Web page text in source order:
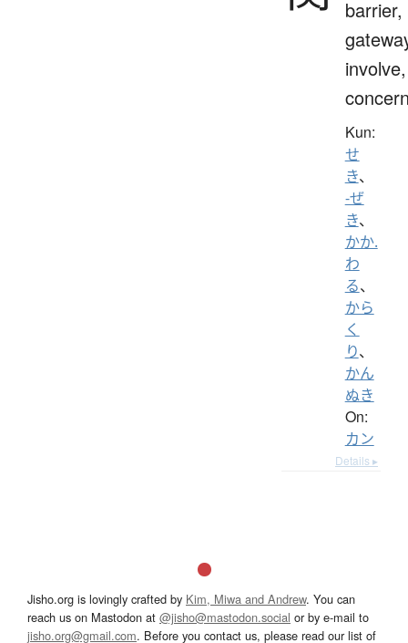
barrier,
involve,
Kun:
せ
き、
-ぜ
き、
かか.
わ
る、
から
く
り、
かん
ぬき
On:
カン
Details ▸
Jisho.org is lovingly crafted by Kim, Miwa and Andrew. You can
reach us on Mastodon at @jisho@mastodon.social or by e-mail to
jisho.org@gmail.com. Before you contact us, please read our list of